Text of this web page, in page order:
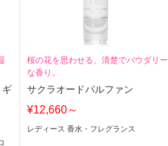
ギ
桜の花を思わせる、清楚でパウダリー
な香り。
サクラオードパルファン
¥12,660～
レディース 香水・フレグランス